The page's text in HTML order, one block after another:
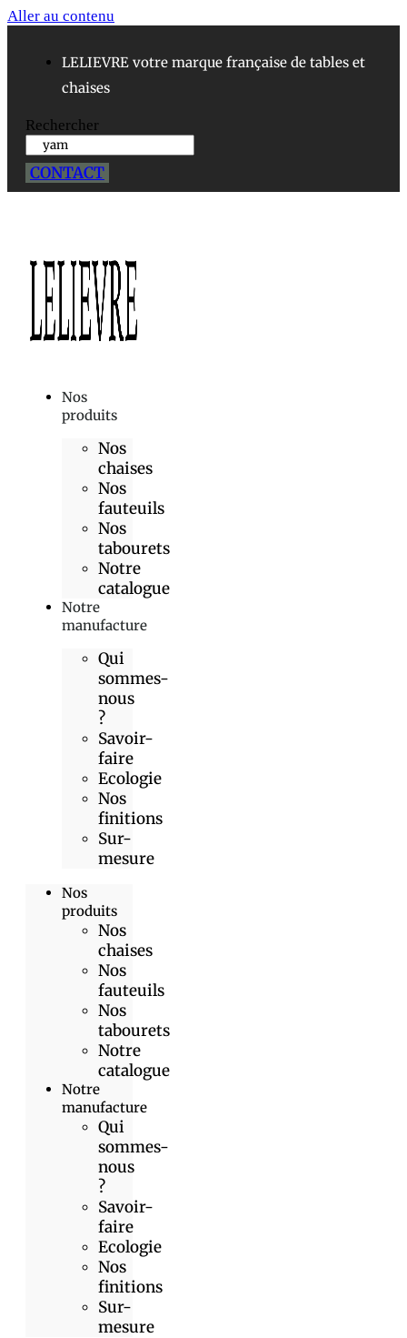
Aller au contenu
LELIEVRE votre marque française de tables et
chaises
Rechercher
CONTACT
Nos
produits
Nos
chaises
Nos
fauteuils
Nos
tabourets
Notre
catalogue
Notre
manufacture
Qui
sommes-
nous
?
Savoir-
faire
Ecologie
Nos
finitions
Sur-
mesure
Nos
produits
Nos
chaises
Nos
fauteuils
Nos
tabourets
Notre
catalogue
Notre
manufacture
Qui
sommes-
nous
?
Savoir-
faire
Ecologie
Nos
finitions
Sur-
mesure